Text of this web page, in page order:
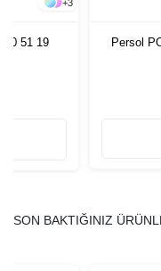
+3
51 19
Persol
SON BAKTIĞINIZ